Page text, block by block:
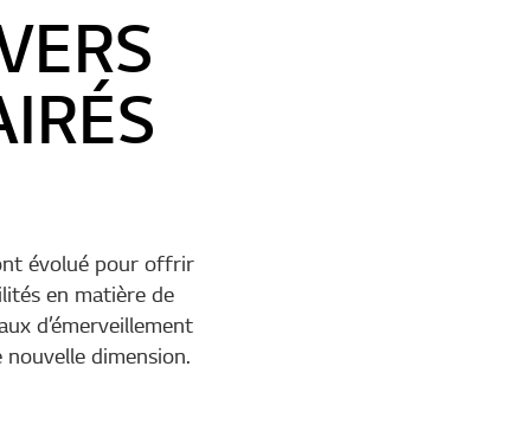
évolué pour offrir
en matière de
d’émerveillement
dimension.